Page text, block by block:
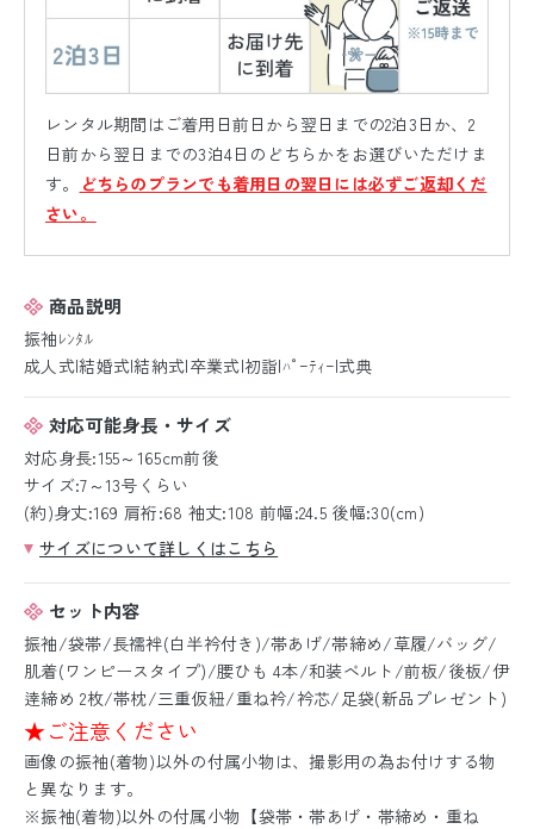
レンタル期間はご着用日前日から翌日までの2泊3日か、2
日前から翌日までの3泊4日のどちらかをお選びいただけま
す。
どちらのプランでも着用日の翌日には必ずご返却くだ
さい。
商品説明
振袖ﾚﾝﾀﾙ
成人式|結婚式|結納式|卒業式|初詣|ﾊﾟｰﾃｨｰ|式典
対応可能身長・サイズ
対応身長:155～165cm前後
サイズ:7～13号くらい
(約)身丈:169 肩裄:68 袖丈:108 前幅:24.5 後幅:30(cm)
サイズについて詳しくはこちら
セット内容
振袖/袋帯/長襦袢(白半衿付き)/帯あげ/帯締め/草履/バッグ/
肌着(ワンピースタイプ)/腰ひも 4本/和装ベルト/前板/後板/伊
逹締め 2枚/帯枕/三重仮紐/重ね衿/衿芯/足袋(新品プレゼント)
★ご注意ください
画像の振袖(着物)以外の付属小物は、撮影用の為お付けする物
と異なります。
※振袖(着物)以外の付属小物【袋帯・帯あげ・帯締め・重ね